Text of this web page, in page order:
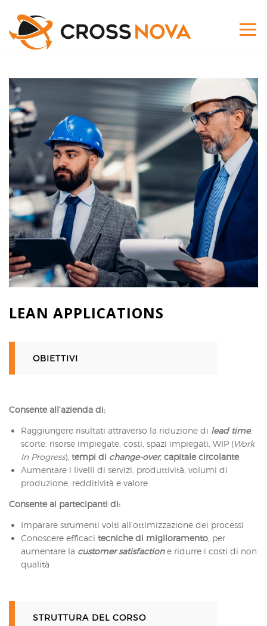
LEAN APPLICATIONS
OBIETTIVI
Consente all’azienda di:
Raggiungere risultati attraverso la riduzione di lead time,
scorte, risorse impiegate, costi, spazi impiegati, WIP (Work
In Progress), tempi di change-over, capitale circolante
Aumentare i livelli di servizi, produttività, volumi di
produzione, redditività e valore
Consente ai partecipanti di:
Imparare strumenti volti all’ottimizzazione dei processi
Conoscere efficaci tecniche di miglioramento , per
aumentare la customer satisfactione ridurre i costi di non
qualità
STRUTTURA DEL CORSO